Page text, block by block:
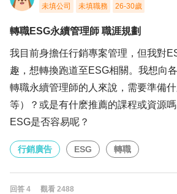
未填公司
未填職務 26-30歲
轉職ESG永續管理師 職涯規劃
我目前身擔任行銷專案管理，但我對
趣，想轉換跑道至ESG相關。我想向
轉職永續管理師的人來說，需要準備
等）？或是有什麽推薦的課程或資源
ESG是否容易呢？
行銷廣告 ESG 轉職
回答 4 觀看 2488